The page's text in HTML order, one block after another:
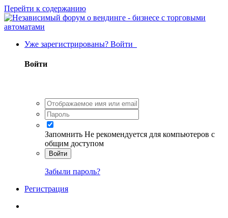
Перейти к содержанию
Уже зарегистрированы? Войти
Войти
Запомнить Не рекомендуется для компьютеров с
общим доступом
Войти
Забыли пароль?
Регистрация